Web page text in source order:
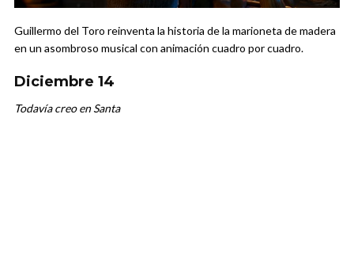
Guillermo del Toro reinventa la historia de la marioneta de madera
en un asombroso musical con animación cuadro por cuadro.
Diciembre 14
Todavía creo en Santa